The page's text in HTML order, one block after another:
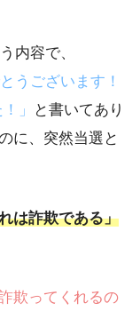
内容で、
うございます！
」
と書いてあり
に、突然当選と
は詐欺である」
欺ってくれるの